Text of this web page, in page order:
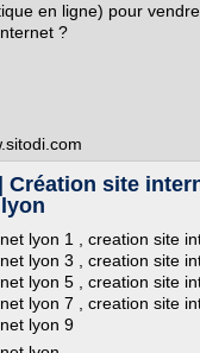
en ligne) pour
?
Création site
lyon 1 , creation site
lyon 3 , creation site
lyon 5 , creation site
lyon 7 , creation site
lyon 9